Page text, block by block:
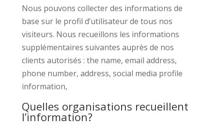
Nous pouvons collecter des informations de
base sur le profil d’utilisateur de tous nos
visiteurs. Nous recueillons les informations
supplémentaires suivantes auprès de nos
clients autorisés : the name, email address,
phone number, address, social media profile
information,
Quelles organisations recueillent
l’information?